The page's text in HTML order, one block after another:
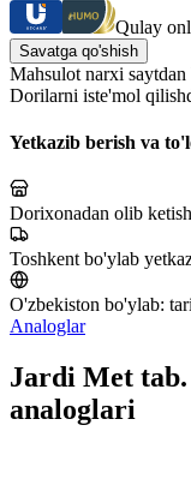
Qulay
Savatga qo'shish
Mahsulot narxi
Dorilarni iste'mol
Yetkazib berish va
Dorixonadan olib
Toshkent bo'ylab
O'zbekiston bo'ylab:
Analoglar
Jardi Met
analoglari